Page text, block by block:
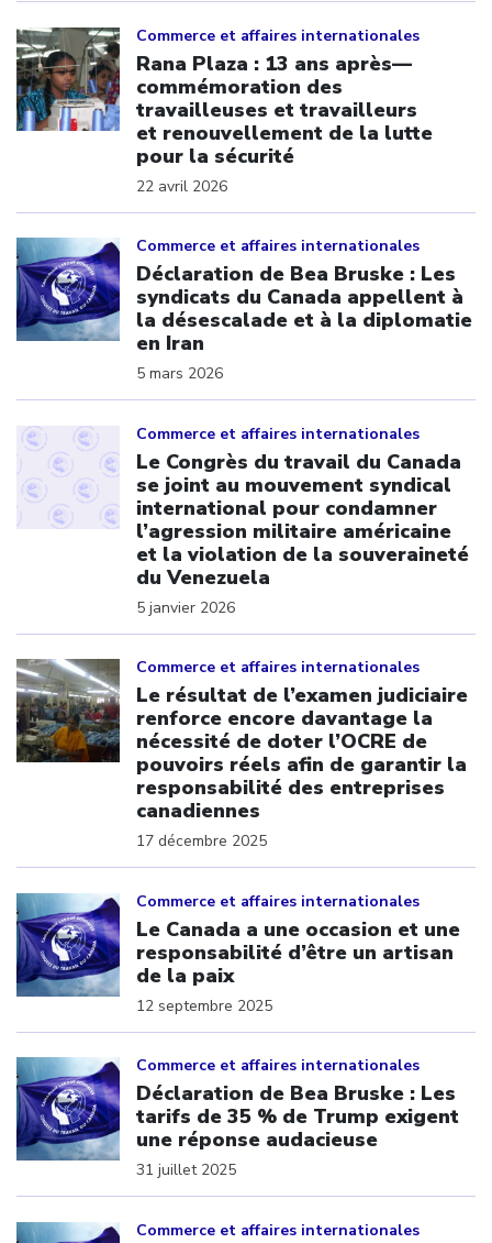
Commerce et affaires internationales
Rana Plaza : 13 ans après—
commémoration des
travailleuses et travailleurs
et renouvellement de la lutte
pour la sécurité
22 avril 2026
Commerce et affaires internationales
Déclaration de Bea Bruske : Les
syndicats du Canada appellent à
la désescalade et à la diplomatie
en Iran
5 mars 2026
Commerce et affaires internationales
Le Congrès du travail du Canada
se joint au mouvement syndical
international pour condamner
l’agression militaire américaine
et la violation de la souveraineté
du Venezuela
5 janvier 2026
Commerce et affaires internationales
Le résultat de l’examen judiciaire
renforce encore davantage la
nécessité de doter l’OCRE de
pouvoirs réels afin de garantir la
responsabilité des entreprises
canadiennes
17 décembre 2025
Commerce et affaires internationales
Le Canada a une occasion et une
responsabilité d’être un artisan
de la paix
12 septembre 2025
Commerce et affaires internationales
Déclaration de Bea Bruske : Les
tarifs de 35 % de Trump exigent
une réponse audacieuse
31 juillet 2025
Commerce et affaires internationales